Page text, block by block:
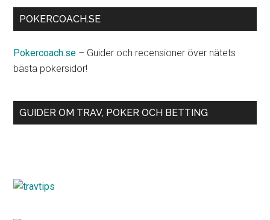
POKERCOACH.SE
Pokercoach.se – Guider och recensioner över nätets
bästa pokersidor!
GUIDER OM TRAV, POKER OCH BETTING